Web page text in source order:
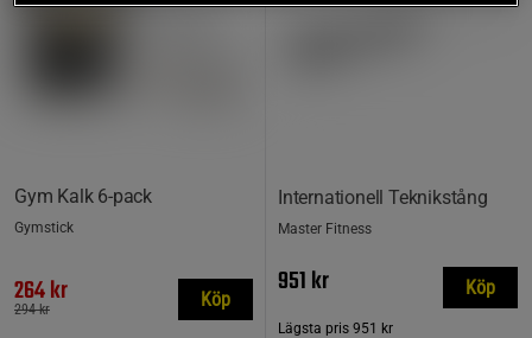
Gym Kalk 6-pack
Gymstick
264 kr
294 kr Köp
Internationell Teknikstång
Master Fitness
951 kr
Lägsta pris 951 kr
Köp